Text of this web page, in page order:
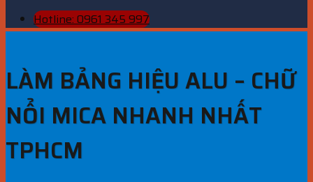
Hotline: 0961 345 997
LÀM BẢNG HIỆU ALU – CHỮ
NỔI MICA NHANH NHẤT
TPHCM